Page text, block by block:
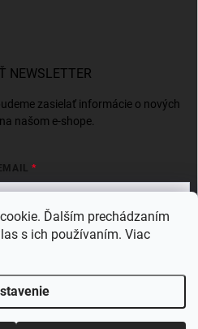
Ďalším prechádzaním
s ich používaním. Viac
NEWSLETTER
zasielať informácie o nových
našom e-shope.
EMAIL
sa